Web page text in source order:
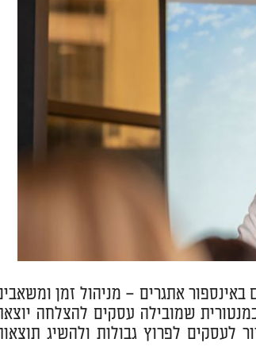
אתגרים – מניהול זמן
שמובילה עסקים להצלחה
לפרוץ גבולות ולהשיג